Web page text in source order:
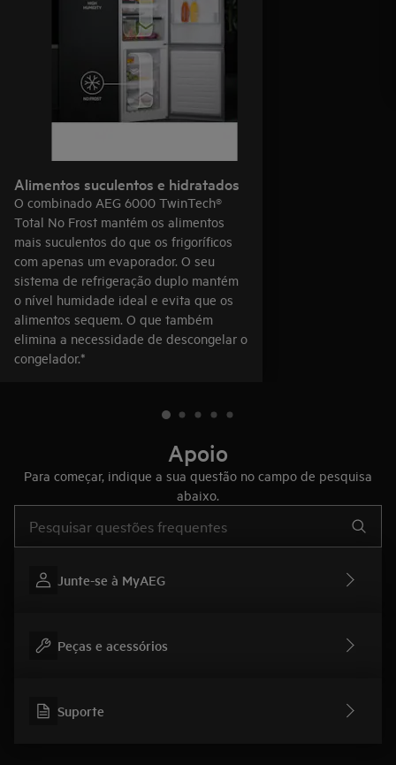
Alimentos suculentos e hidratados
O combinado AEG 6000 TwinTech®
Total No Frost mantém os alimentos
mais suculentos do que os frigoríficos
com apenas um evaporador. O seu
sistema de refrigeração duplo mantém
o nível humidade ideal e evita que os
alimentos sequem. O que também
elimina a necessidade de descongelar o
congelador.*
Apoio
Para começar, indique a sua questão no campo de pesquisa
abaixo.
Junte-se à MyAEG
Peças e acessórios
Suporte